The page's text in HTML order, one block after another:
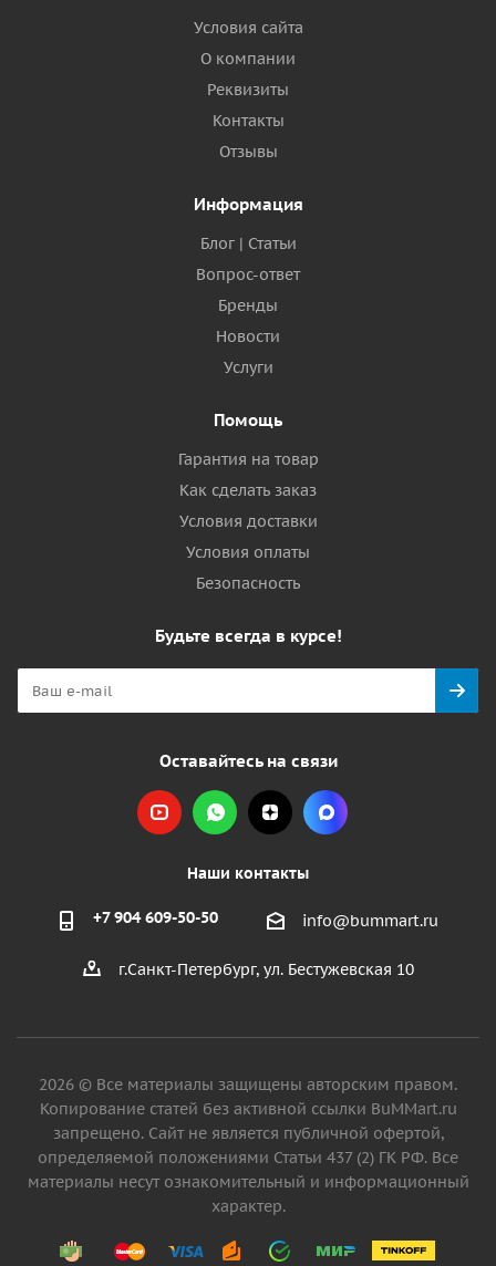
Условия сайта
О компании
Реквизиты
Контакты
Отзывы
Информация
Блог | Статьи
Вопрос-ответ
Бренды
Новости
Услуги
Помощь
Гарантия на товар
Как сделать заказ
Условия доставки
Условия оплаты
Безопасность
Будьте всегда в курсе!
Оставайтесь на связи
Наши контакты
+7 904 609-50-50 info@bummart.ru
г.Санкт-Петербург, ул. Бестужевская 10
2026 © Все материалы защищены авторским правом.
Копирование статей без активной ссылки BuMMart.ru
запрещено. Сайт не является публичной офертой,
определяемой положениями Статьи 437 (2) ГК РФ. Все
материалы несут ознакомительный и информационный
характер.